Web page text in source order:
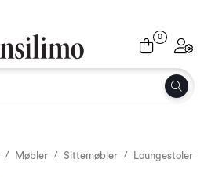
0
Møbler Sittemøbler Loungestoler